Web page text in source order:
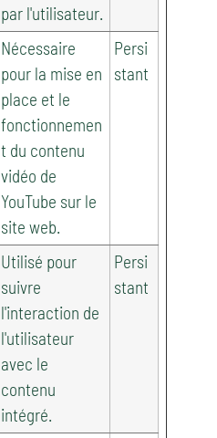
par l'utilisateur.
Nécessaire
pour la mise en
place et le
fonctionnemen
t du contenu
vidéo de
YouTube sur le
site web.
Persi
stant
Utilisé pour
suivre
l'interaction de
l'utilisateur
avec le
contenu
intégré.
Persi
stant